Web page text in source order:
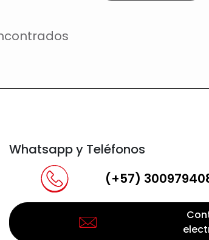
Whatsapp y Teléfonos
(+57)